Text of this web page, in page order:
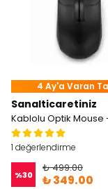
4 Ay'a Varan
Sanalticaretiniz
Kablolu Optik Mouse
1 değerlendirme
%30
₺ 499.00
₺ 349.00